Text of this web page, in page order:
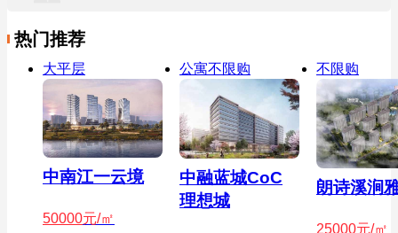
热门推荐
大平层
中南江一云境
50000元/㎡
公寓不限购
中融蓝城CoC
理想城
不限购
朗诗溪涧
25000元/㎡